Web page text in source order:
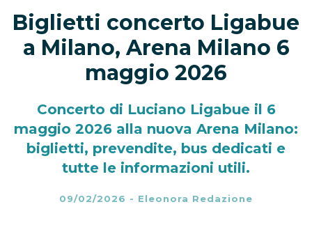
Biglietti concerto Ligabue
a Milano, Arena Milano 6
maggio 2026
Concerto di Luciano Ligabue il 6
maggio 2026 alla nuova Arena Milano:
biglietti, prevendite, bus dedicati e
tutte le informazioni utili.
09/02/2026 - Eleonora Redazione